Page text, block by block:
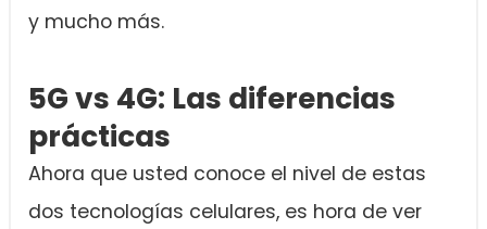
y mucho más.
5G vs 4G: Las diferencias
prácticas
Ahora que usted conoce el nivel de estas
dos tecnologías celulares, es hora de ver